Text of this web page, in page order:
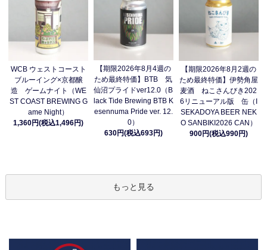
WCB ウェストコースト
ブルーイング×京都醸
造 ゲームナイト（WE
ST COAST BREWING G
ame Night）
1,360円(税込1,496円)
【期限2026年8月4週の
ため最終特価】BTB 気
仙沼プライドver12.0（B
lack Tide Brewing BTB K
esennuma Pride ver. 12.
0）
630円(税込693円)
【期限2026年8月2週の
ため最終特価】伊勢角屋
麦酒 ねこさんびき202
6リニューアル版 缶（I
SEKADOYA BEER NEK
O SANBIKI2026 CAN）
900円(税込990円)
もっと見る